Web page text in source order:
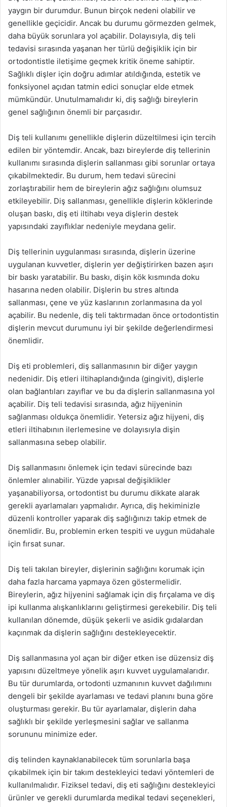
yaygın bir durumdur. Bunun birçok nedeni olabilir ve
genellikle geçicidir. Ancak bu durumu görmezden gelmek,
daha büyük sorunlara yol açabilir. Dolayısıyla, diş teli
tedavisi sırasında yaşanan her türlü değişiklik için bir
ortodontistle iletişime geçmek kritik öneme sahiptir.
Sağlıklı dişler için doğru adımlar atıldığında, estetik ve
fonksiyonel açıdan tatmin edici sonuçlar elde etmek
mümkündür. Unutulmamalıdır ki, diş sağlığı bireylerin
genel sağlığının önemli bir parçasıdır.
Diş teli kullanımı genellikle dişlerin düzeltilmesi için tercih
edilen bir yöntemdir. Ancak, bazı bireylerde diş tellerinin
kullanımı sırasında dişlerin sallanması gibi sorunlar ortaya
çıkabilmektedir. Bu durum, hem tedavi sürecini
zorlaştırabilir hem de bireylerin ağız sağlığını olumsuz
etkileyebilir. Diş sallanması, genellikle dişlerin köklerinde
oluşan baskı, diş eti iltihabı veya dişlerin destek
yapısındaki zayıflıklar nedeniyle meydana gelir.
Diş tellerinin uygulanması sırasında, dişlerin üzerine
uygulanan kuvvetler, dişlerin yer değiştirirken bazen aşırı
bir baskı yaratabilir. Bu baskı, dişin kök kısmında doku
hasarına neden olabilir. Dişlerin bu stres altında
sallanması, çene ve yüz kaslarının zorlanmasına da yol
açabilir. Bu nedenle, diş teli taktırmadan önce ortodontistin
dişlerin mevcut durumunu iyi bir şekilde değerlendirmesi
önemlidir.
Diş eti problemleri, diş sallanmasının bir diğer yaygın
nedenidir. Diş etleri iltihaplandığında (gingivit), dişlerle
olan bağlantıları zayıflar ve bu da dişlerin sallanmasına yol
açabilir. Diş teli tedavisi sırasında, ağız hijyeninin
sağlanması oldukça önemlidir. Yetersiz ağız hijyeni, diş
etleri iltihabının ilerlemesine ve dolayısıyla dişin
sallanmasına sebep olabilir.
Diş sallanmasını önlemek için tedavi sürecinde bazı
önlemler alınabilir. Yüzde yapısal değişiklikler
yaşanabiliyorsa, ortodontist bu durumu dikkate alarak
gerekli ayarlamaları yapmalıdır. Ayrıca, diş hekiminizle
düzenli kontroller yaparak diş sağlığınızı takip etmek de
önemlidir. Bu, problemin erken tespiti ve uygun müdahale
için fırsat sunar.
Diş teli takılan bireyler, dişlerinin sağlığını korumak için
daha fazla harcama yapmaya özen göstermelidir.
Bireylerin, ağız hijyenini sağlamak için diş fırçalama ve diş
ipi kullanma alışkanlıklarını geliştirmesi gerekebilir. Diş teli
kullanılan dönemde, düşük şekerli ve asidik gıdalardan
kaçınmak da dişlerin sağlığını destekleyecektir.
Diş sallanmasına yol açan bir diğer etken ise düzensiz diş
yapısını düzeltmeye yönelik aşırı kuvvet uygulamalarıdır.
Bu tür durumlarda, ortodonti uzmanının kuvvet dağılımını
dengeli bir şekilde ayarlaması ve tedavi planını buna göre
oluşturması gerekir. Bu tür ayarlamalar, dişlerin daha
sağlıklı bir şekilde yerleşmesini sağlar ve sallanma
sorununu minimize eder.
diş telinden kaynaklanabilecek tüm sorunlarla başa
çıkabilmek için bir takım destekleyici tedavi yöntemleri de
kullanılmalıdır. Fiziksel tedavi, diş eti sağlığını destekleyici
ürünler ve gerekli durumlarda medikal tedavi seçenekleri,